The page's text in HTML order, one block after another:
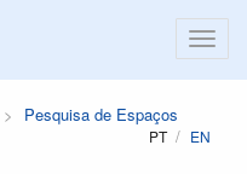
Pesquisa de Espaços
PT EN